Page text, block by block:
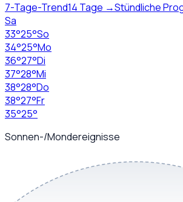
7-Tage-Trend14 Tage →Stündliche
Sa
33°25°So
34°25°Mo
36°27°Di
37°28°Mi
38°28°Do
38°27°Fr
35°25°
Sonnen-/Mondereignisse